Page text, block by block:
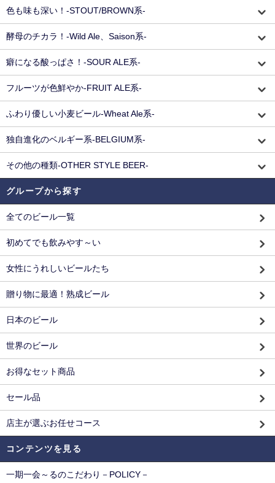
色も味も深い！-STOUT/BROWN系-
酵母のチカラ！-Wild Ale、Saison系-
癖になる酸っぱさ！-SOUR ALE系-
フルーツが色鮮やか-FRUIT ALE系-
ふわり優しい小麦ビール-Wheat Ale系-
独自進化のベルギー系-BELGIUM系-
その他の種類-OTHER STYLE BEER-
グループから探す
全てのビール一覧
初めてでも飲みやす～い
女性にうれしいビールたち
贈り物に最適！熟成ビール
日本のビール
世界のビール
お得なセット商品
セール品
店主が選ぶお任せコース
コンテンツを見る
一期一会～るのこだわり－POLICY－